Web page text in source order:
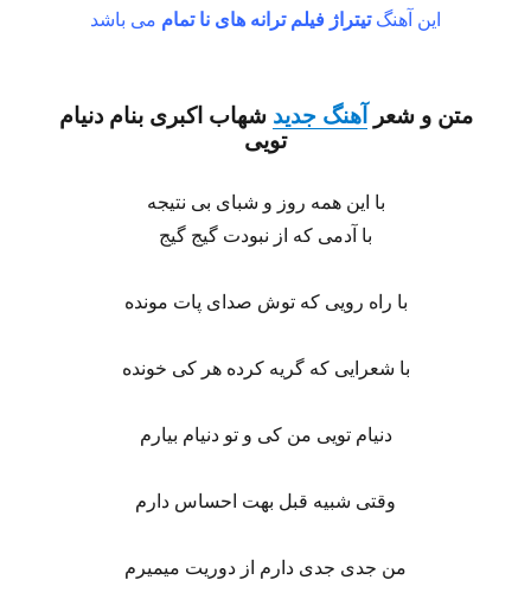
این آهنگتیتراژ فیلم ترانه های نا تمام می باشد
متن و شعر آهنگ جدید شهاب اکبری بنامدنیام
تویی
با این همه روز و شبای بی نتیجه
با آدمی که از نبودت گیج گیج
با راه رویی که توش صدای پات مونده
با شعرایی که گریه کرده هر کی خونده
دنیام تویی من کی و تو دنیام بیارم
وقتی شبیه قبل بهت احساس دارم
من جدی جدی دارم از دوریت میمیرم